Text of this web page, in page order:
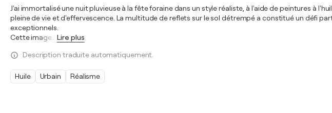
J'ai immortalisé une nuit pluvieuse à la fête foraine dans un style réaliste, à l'aide de peintures à
pleine de vie et d'effervescence. La multitude de reflets sur le sol détrempé a constitué un défi
exceptionnels.
Cette image
Lire plus
Description traduite automatiquement.
Huile Urbain Réalisme